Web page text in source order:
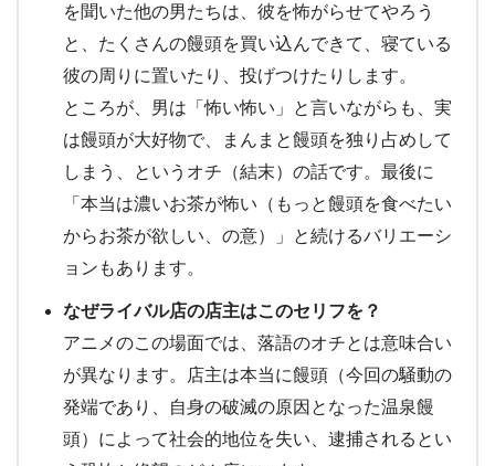
を聞いた他の男たちは、彼を怖がらせてやろう
と、たくさんの饅頭を買い込んできて、寝ている
彼の周りに置いたり、投げつけたりします。
ところが、男は「怖い怖い」と言いながらも、実
は饅頭が大好物で、まんまと饅頭を独り占めして
しまう、というオチ（結末）の話です。最後に
「本当は濃いお茶が怖い（もっと饅頭を食べたい
からお茶が欲しい、の意）」と続けるバリエーシ
ョンもあります。
なぜライバル店の店主はこのセリフを？
アニメのこの場面では、落語のオチとは意味合い
が異なります。店主は本当に饅頭（今回の騒動の
発端であり、自身の破滅の原因となった温泉饅
頭）によって社会的地位を失い、逮捕されるとい